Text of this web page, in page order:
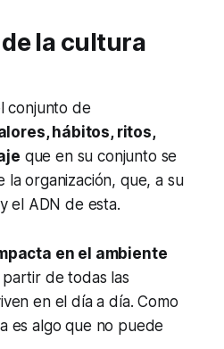
la cultura
conjunto de
hábitos, ritos,
que en su conjunto se
organización, que, a su
el ADN de esta.
en el ambiente
de todas las
en el día a día. Como
es algo que no puede